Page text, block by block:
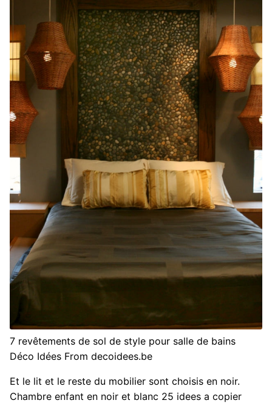
7 revêtements de sol de style pour salle de bains
Déco Idées From decoidees.be
Et le lit et le reste du mobilier sont choisis en noir.
Chambre enfant en noir et blanc 25 idees a copier